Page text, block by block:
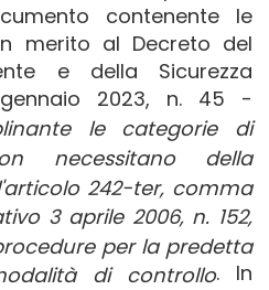
contenente le
merito al Decreto del
e della Sicurezza
2023, n. 45 -
le categorie di
necessitano della
242-ter, comma
3 aprile 2006, n. 152,
per la predetta
di controllo. In